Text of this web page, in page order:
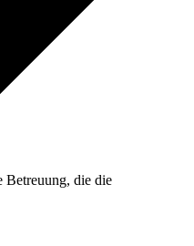
Betreuung, die die